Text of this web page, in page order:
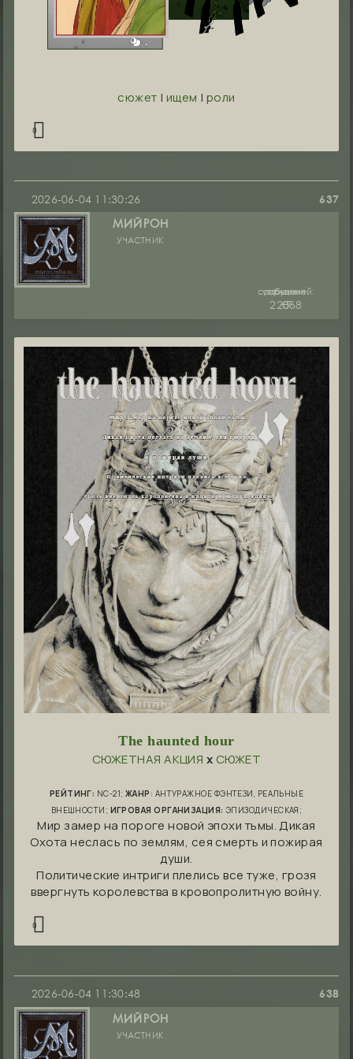
сюжет | ищем | роли
0
637
2026-06-04 11:30:26
МИЙРОН
УЧАСТНИК
руны:
0
сообщений:
22368
уважение:
+7
The haunted hour
СЮЖЕТНАЯ АКЦИЯ х СЮЖЕТ
РЕЙТИНГ: NC-21; ЖАНР : АНТУРАЖНОЕ ФЭНТЕЗИ, РЕАЛЬНЫЕ
ВНЕШНОСТИ; ИГРОВАЯ ОРГАНИЗАЦИЯ: ЭПИЗОДИЧЕСКАЯ;
Мир замер на пороге новой эпохи тьмы. Дикая
Охота неслась по землям, сея смерть и пожирая
души.
Политические интриги плелись все туже, грозя
ввергнуть королевства в кровопролитную войну.
0
638
2026-06-04 11:30:48
МИЙРОН
УЧАСТНИК